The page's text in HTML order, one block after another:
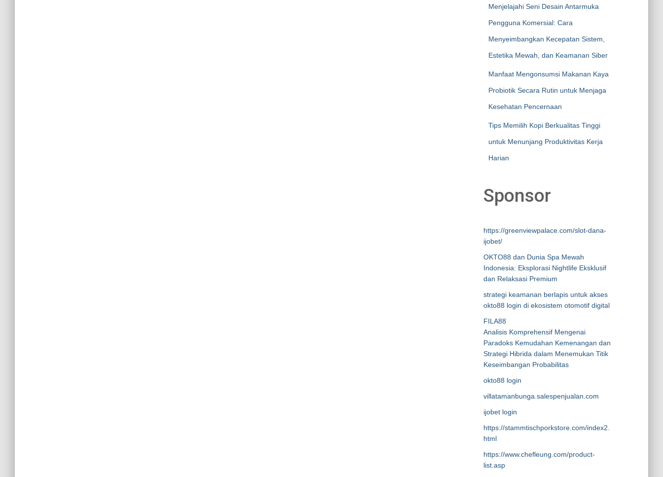
Menjelajahi Seni Desain Antarmuka
Pengguna Komersial: Cara
Menyeimbangkan Kecepatan Sistem,
Estetika Mewah, dan Keamanan Siber
Manfaat Mengonsumsi Makanan Kaya
Probiotik Secara Rutin untuk Menjaga
Kesehatan Pencernaan
Tips Memilih Kopi Berkualitas Tinggi
untuk Menunjang Produktivitas Kerja
Harian
Sponsor
https://greenviewpalace.com/slot-dana-
ijobet/
OKTO88 dan Dunia Spa Mewah
Indonesia: Eksplorasi Nightlife Eksklusif
dan Relaksasi Premium
strategi keamanan berlapis untuk akses
okto88 login di ekosistem otomotif digital
FILA88
Analisis Komprehensif Mengenai
Paradoks Kemudahan Kemenangan dan
Strategi Hibrida dalam Menemukan Titik
Keseimbangan Probabilitas
okto88 login
villatamanbunga.salespenjualan.com
ijobet login
https://stammtischporkstore.com/index2.
html
https://www.chefleung.com/product-
list.asp